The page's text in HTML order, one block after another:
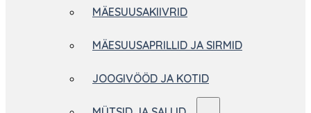
MÄESUUSAKIIVRID
MÄESUUSAPRILLID JA SIRMID
JOOGIVÖÖD JA KOTID